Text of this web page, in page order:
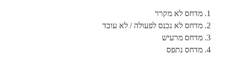
מדחס לא מקרר
מדחס לא נכנס לפעולה / לא עובד
מדחס מרעיש
מדחס נתפס